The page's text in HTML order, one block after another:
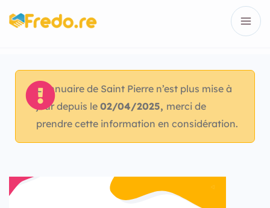
L’annuaire de Saint Pierre n’est plus mise à
jour depuis le02/04/2025, merci de
prendre cette information en considération.